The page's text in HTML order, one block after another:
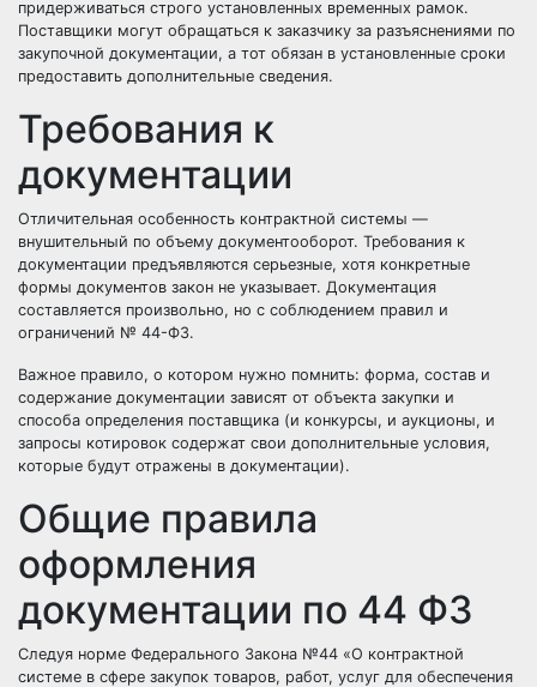
придерживаться строго установленных временных рамок.
Поставщики могут обращаться к заказчику за разъяснениями по
закупочной документации, а тот обязан в установленные сроки
предоставить дополнительные сведения.
Требования к
документации
Отличительная особенность контрактной системы —
внушительный по объему документооборот. Требования к
документации предъявляются серьезные, хотя конкретные
формы документов закон не указывает. Документация
составляется произвольно, но с соблюдением правил и
ограничений № 44-ФЗ.
Важное правило, о котором нужно помнить: форма, состав и
содержание документации зависят от объекта закупки и
способа определения поставщика (и конкурсы, и аукционы, и
запросы котировок содержат свои дополнительные условия,
которые будут отражены в документации).
Общие правила
оформления
документации по 44 ФЗ
Следуя норме Федерального Закона №44 «О контрактной
системе в сфере закупок товаров, работ, услуг для обеспечения